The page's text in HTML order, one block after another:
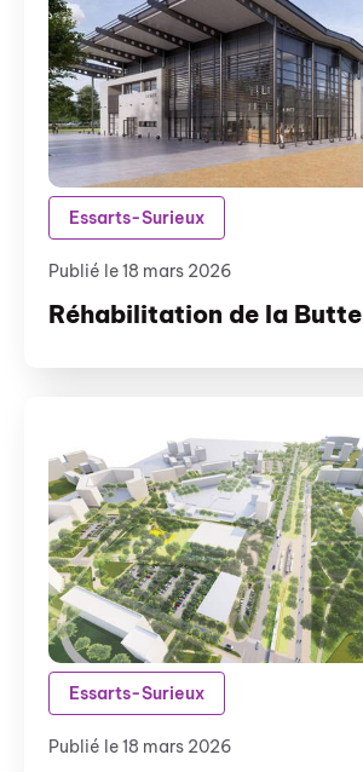
Réhabilitation de la Butte
Publié le 18 mars 2026
Essarts-Surieux
Publié le 18 mars 2026
Essarts-Surieux